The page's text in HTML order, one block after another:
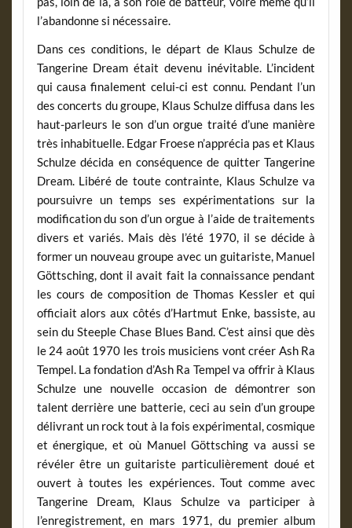
l’abandonne si nécessaire.
Dans ces conditions, le départ de Klaus Schulze de
Tangerine Dream était devenu inévitable. L’incident
qui causa finalement celui-ci est connu. Pendant l’un
des concerts du groupe, Klaus Schulze diffusa dans les
haut-parleurs le son d’un orgue traité d’une manière
très inhabituelle. Edgar Froese n’apprécia pas et Klaus
Schulze décida en conséquence de quitter Tangerine
Dream. Libéré de toute contrainte, Klaus Schulze va
poursuivre un temps ses expérimentations sur la
modification du son d’un orgue à l’aide de traitements
divers et variés. Mais dès l’été 1970, il se décide à
former un nouveau groupe avec un guitariste, Manuel
Göttsching, dont il avait fait la connaissance pendant
les cours de composition de Thomas Kessler et qui
officiait alors aux côtés d’Hartmut Enke, bassiste, au
sein du Steeple Chase Blues Band. C’est ainsi que dès
le 24 août 1970 les trois musiciens vont créer Ash Ra
Tempel. La fondation d’Ash Ra Tempel va offrir à Klaus
Schulze une nouvelle occasion de démontrer son
talent derrière une batterie, ceci au sein d’un groupe
délivrant un rock tout à la fois expérimental, cosmique
et énergique, et où Manuel Göttsching va aussi se
révéler être un guitariste particulièrement doué et
ouvert à toutes les expériences. Tout comme avec
Tangerine Dream, Klaus Schulze va participer à
l’enregistrement, en mars 1971, du premier album